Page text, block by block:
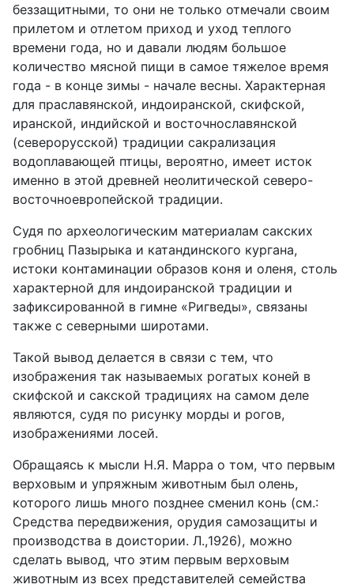
беззащитными, то они не только отмечали своим
прилетом и отлетом приход и уход теплого
времени года, но и давали людям большое
количество мясной пищи в самое тяжелое время
года - в конце зимы - начале весны. Характерная
для праславянской, индоиранской, скифской,
иранской, индийской и восточнославянской
(северорусской) традиции сакрализация
водоплавающей птицы, вероятно, имеет исток
именно в этой древней неолитической северо-
восточноевропейской традиции.
Судя по археологическим материалам сакских
гробниц Пазырыка и катандинского кургана,
истоки контаминации образов коня и оленя, столь
характерной для индоиранской традиции и
зафиксированной в гимне «Ригведы», связаны
также с северными широтами.
Такой вывод делается в связи с тем, что
изображения так называемых рогатых коней в
скифской и сакской традициях на самом деле
являются, судя по рисунку морды и рогов,
изображениями лосей.
Обращаясь к мысли Н.Я. Марра о том, что первым
верховым и упряжным животным был олень,
которого лишь много позднее сменил конь (см.:
Средства передвижения, орудия самозащиты и
производства в доистории. Л.,1926), можно
сделать вывод, что этим первым верховым
животным из всех представителей семейства